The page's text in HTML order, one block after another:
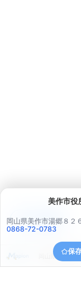
美作市役
岡山県美作市湯郷８２
0868-72-0783
保
岡山県美作市
アプリで見る